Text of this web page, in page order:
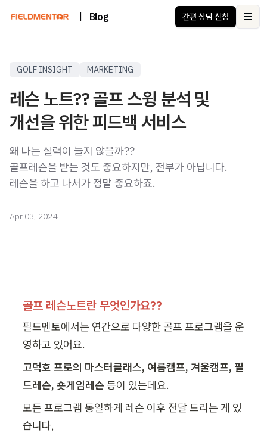
Blog 간편 상담 신청
GOLF INSIGHT MARKETING
레슨 노트?? 골프 스윙 분석 및
개선을 위한 피드백 서비스
왜 나는 실력이 늘지 않을까??
골프레슨을 받는 것도 중요하지만, 전부가 아닙니다.
레슨을 하고 나서가 정말 중요하죠.
Apr 03, 2024
골프 레슨노트란 무엇인가요??
필드멘토에서는 연간으로 다양한 골프 프로그램을 운
영하고 있어요.
고덕호 프로의 마스터클래스, 여름캠프, 겨울캠프, 필
드레슨, 숏게임레슨 등이 있는데요.
모든 프로그램 동일하게 레슨 이후 전달 드리는 게 있
습니다,